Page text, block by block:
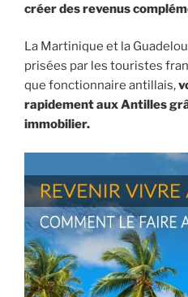
créer des revenus
La Martinique et la
prisées par les touristes
que fonctionnaire antillais,
rapidement aux Antilles
immobilier.